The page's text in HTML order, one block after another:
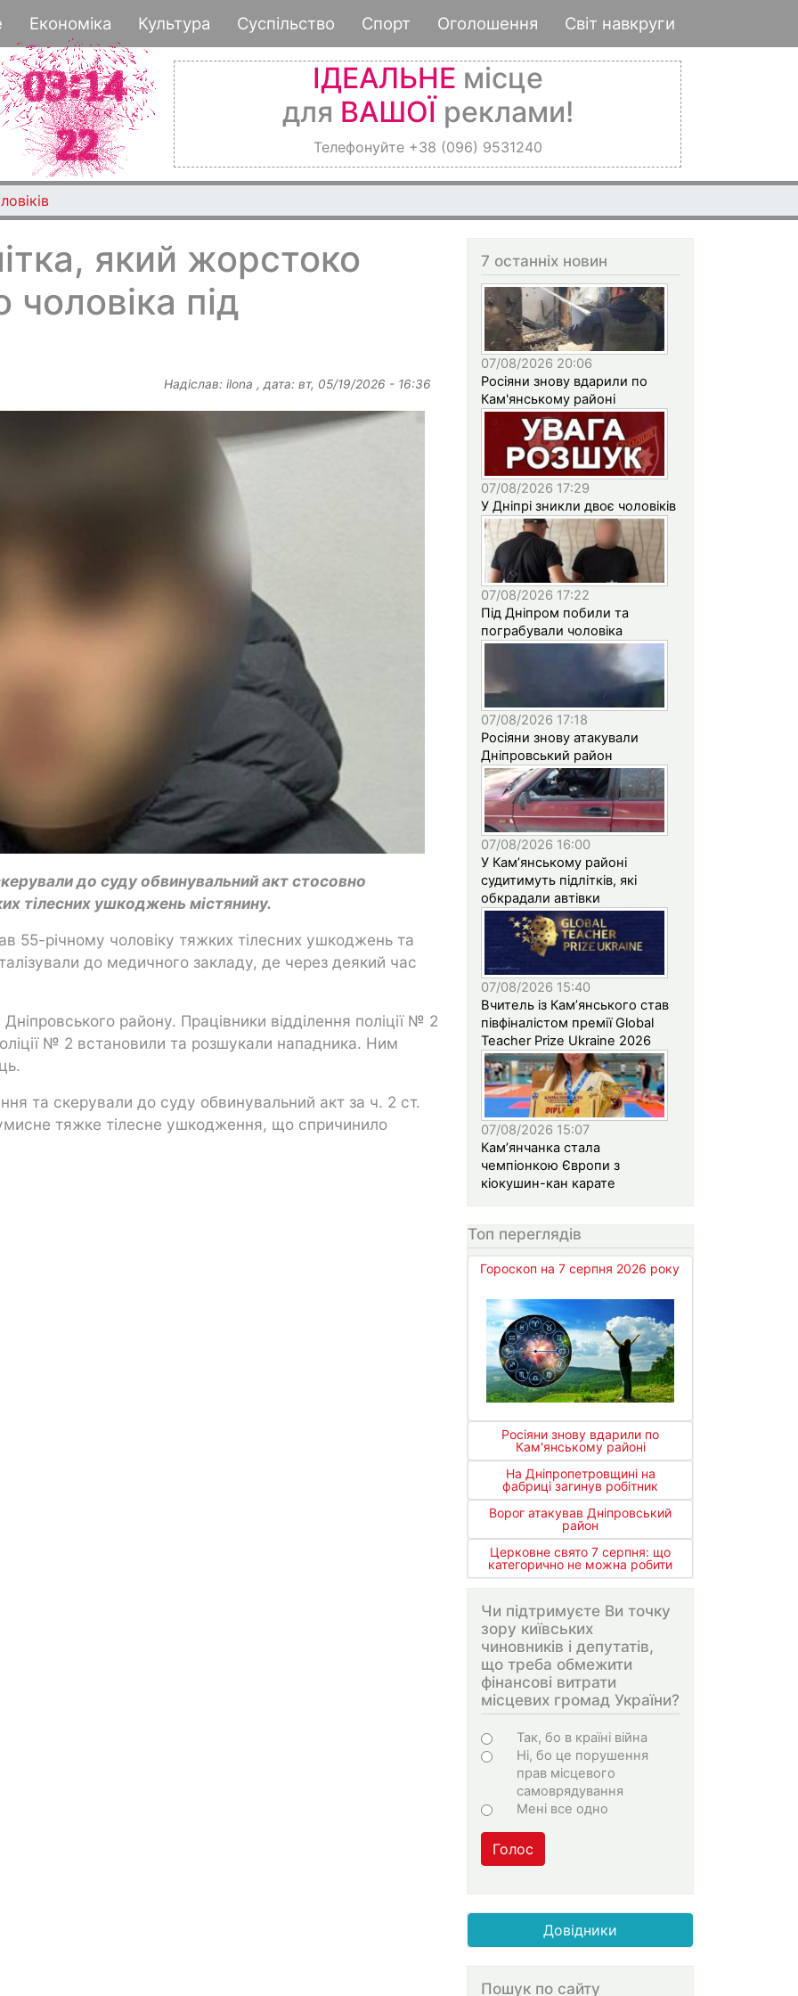
до
основного
Економіка Культура Суспільство Спорт Оголошення Світ навкруги
ІДЕАЛЬНЕ місце
для ВАШОЇ реклами!
Телефонуйте +38 (096) 9531240
який жорстоко
під
Надіслав: ilona , дата: вт, 05/19/2026 - 16:36
до суду обвинувальний акт стосовно
тілесних ушкоджень містянину.
55-річному чоловіку тяжких тілесних ушкоджень та
до медичного закладу, де через деякий час
району. Працівники відділення поліції № 2
№ 2 встановили та розшукали нападника. Ним
та скерували до суду обвинувальний акт за ч. 2 ст.
тяжке тілесне ушкодження, що спричинило
7 останніх новин
07/08/2026 20:06
Росіяни знову вдарили по
Кам'янському районі
07/08/2026 17:29
У Дніпрі зникли двоє чоловіків
07/08/2026 17:22
Під Дніпром побили та
пограбували чоловіка
07/08/2026 17:18
Росіяни знову атакували
Дніпровський район
07/08/2026 16:00
У Кам’янському районі
судитимуть підлітків, які
обкрадали автівки
07/08/2026 15:40
Вчитель із Кам’янського став
півфіналістом премії Global
Teacher Prize Ukraine 2026
07/08/2026 15:07
Кам’янчанка стала
чемпіонкою Європи з
кіокушин-кан карате
Топ переглядів
Гороскоп на 7 серпня 2026 року
Росіяни знову вдарили по
Кам'янському районі
На Дніпропетровщині на
фабриці загинув робітник
Ворог атакував Дніпровський
район
Церковне свято 7 серпня: що
категорично не можна робити
Чи підтримуєте Ви точку
зору київських
чиновників і депутатів,
що треба обмежити
фінансові витрати
місцевих громад України?
Варіанти
Так, бо в країні війна
Ні, бо це порушення
прав місцевого
самоврядування
Мені все одно
Голос
Довідники
Пошук по сайту